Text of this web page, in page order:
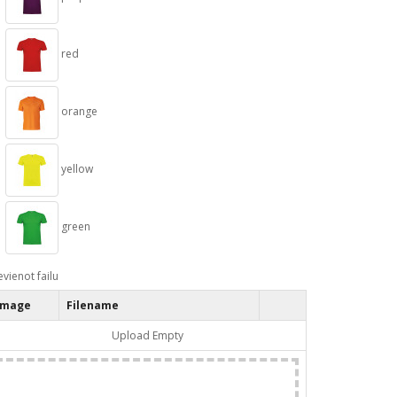
red
orange
yellow
green
failu
Filename
Upload Empty